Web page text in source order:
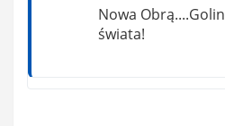
Nowa
świata!